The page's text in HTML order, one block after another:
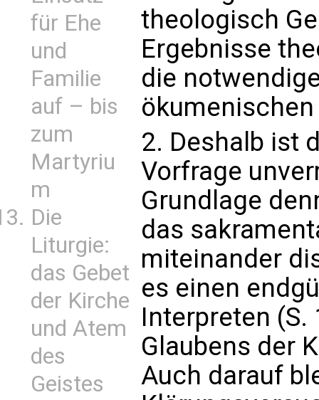
für Ehe
und
Familie
auf – bis
zum
Martyriu
m
Die
Liturgie:
das Gebet
der Kirche
und Atem
des
Geistes
theologisch
Ergebnisse
die
2. Deshalb ist
Vorfrage
Grundlage
das
miteinander
es einen
Interpreten
Glaubens der
Auch darauf